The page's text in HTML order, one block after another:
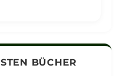
BÜCHER